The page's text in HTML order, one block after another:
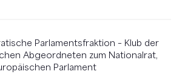
Parlamentsfraktion – Klub der
Abgeordneten zum Nationalrat,
Parlament